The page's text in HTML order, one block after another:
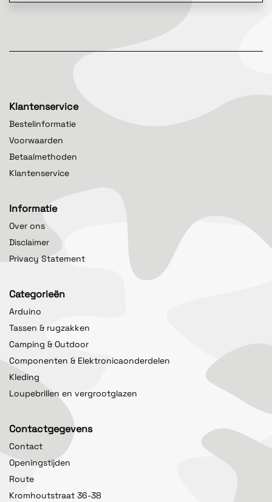
Klantenservice
Bestelinformatie
Voorwaarden
Betaalmethoden
Klantenservice
Informatie
Over ons
Disclaimer
Privacy Statement
Categorieën
Arduino
Tassen & rugzakken
Camping & Outdoor
Componenten & Elektronicaonderdelen
Kleding
Loupebrillen en vergrootglazen
Contactgegevens
Contact
Openingstijden
Route
Kromhoutstraat 36-38